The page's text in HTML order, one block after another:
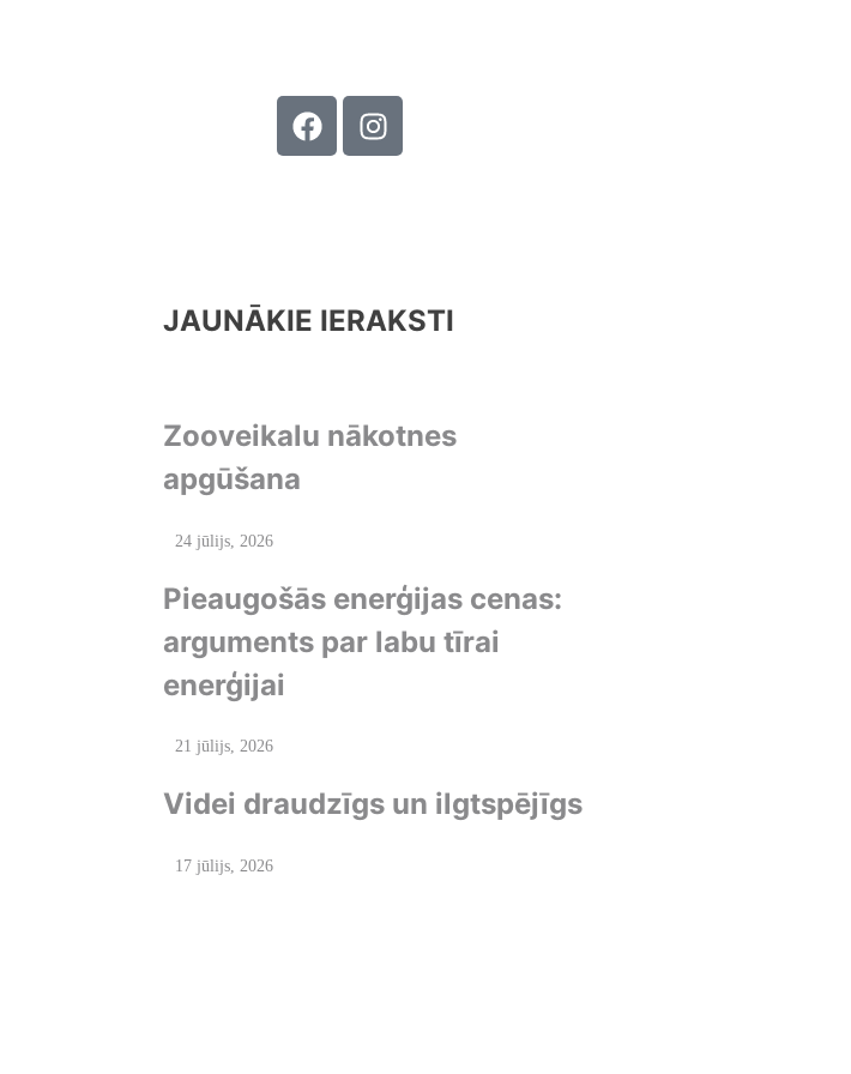
JAUNĀKIE IERAKSTI
Zooveikalu nākotnes
apgūšana
24 jūlijs, 2026
Pieaugošās enerģijas cenas:
arguments par labu tīrai
enerģijai
21 jūlijs, 2026
Videi draudzīgs un ilgtspējīgs
17 jūlijs, 2026